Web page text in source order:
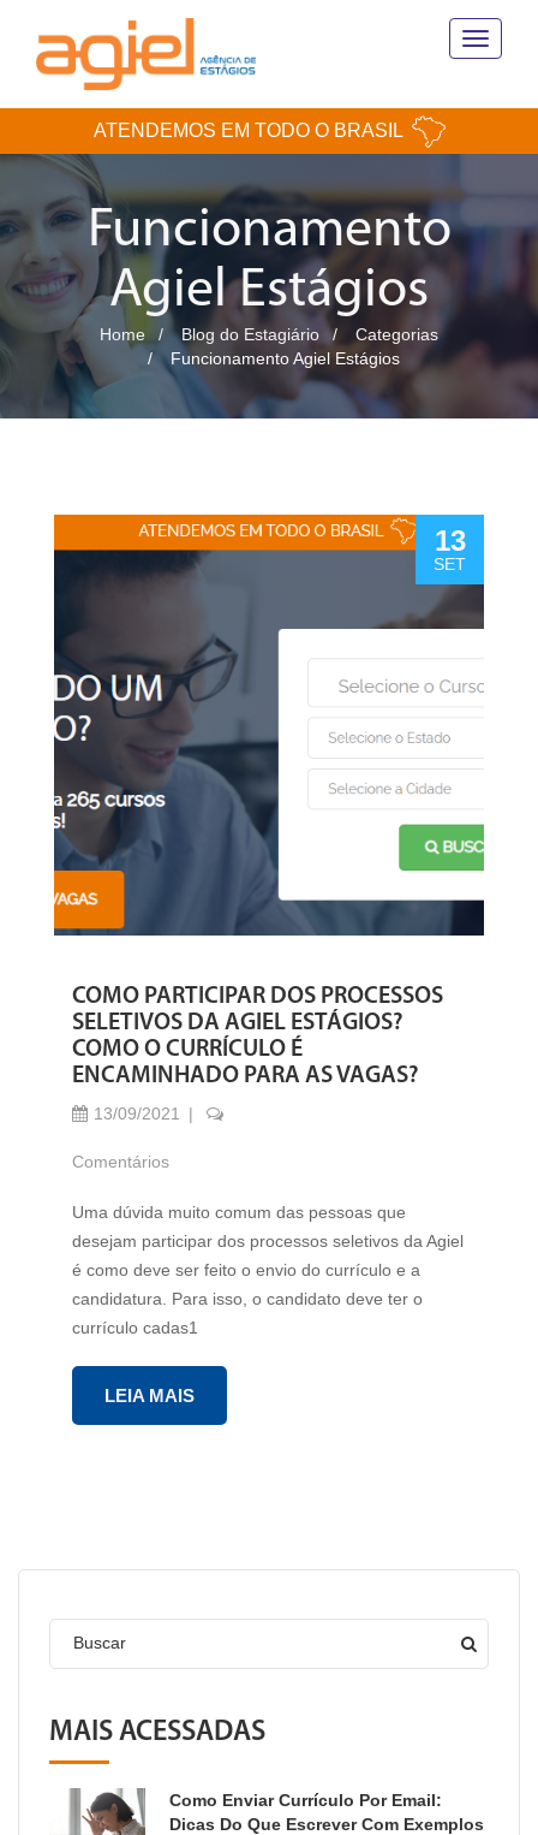
Toggle
ATENDEMOS EM TODO O BRASIL
Funcionamento
Agiel Estágios
Home Blog do Estagiário
Categorias
Funcionamento Agiel Estágios
13
SET
COMO PARTICIPAR DOS PROCESSOS
SELETIVOS DA AGIEL ESTÁGIOS?
COMO O CURRÍCULO É
ENCAMINHADO PARA AS VAGAS?
13/09/2021
Comentários
Uma dúvida muito comum das pessoas que
desejam participar dos processos seletivos da Agiel
é como deve ser feito o envio do currículo e a
candidatura. Para isso, o candidato deve ter o
currículo cadas1
LEIA MAIS
Buscar
MAIS ACESSADAS
Como Enviar Currículo Por Email:
Dicas Do Que Escrever Com Exemplos